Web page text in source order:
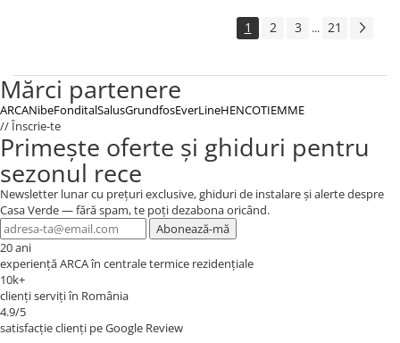
1 2 3 ... 21
Mărci partenere
ARCANibeFonditalSalusGrundfosEverLineHENCOTIEMME
// Înscrie-te
Primește oferte și ghiduri pentru
sezonul rece
Newsletter lunar cu prețuri exclusive, ghiduri de instalare și alerte despre
Casa Verde — fără spam, te poți dezabona oricând.
Abonează-mă
20 ani
experiență ARCA în centrale termice rezidențiale
10k+
clienți serviți în România
4.9/5
satisfacție clienți pe Google Review